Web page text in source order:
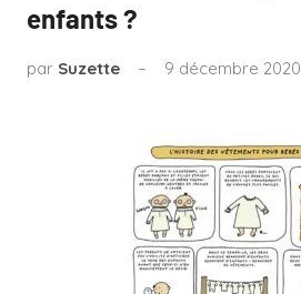
la
enfants ?
par Suzette 9 décembre 2020